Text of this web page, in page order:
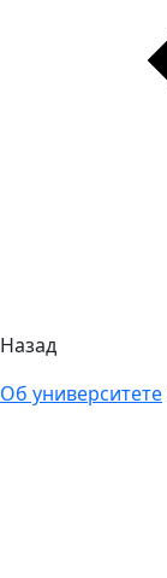
Назад
Об университете